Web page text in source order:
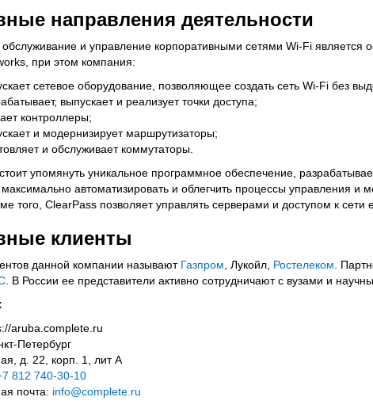
направления деятельности
и управление корпоративными сетями Wi-Fi является
при этом компания:
сетевое оборудование, позволяющее создать сеть Wi-Fi без
выпускает и реализует точки доступа;
контроллеры;
и модернизирует маршрутизаторы;
и обслуживает коммутаторы.
упомянуть уникальное программное обеспечение,
максимально автоматизировать и облегчить процессы управления и
того, ClearPass позволяет управлять серверами и доступом к сети
клиенты
данной компании называют Газпром , Лукойл, Ростелеком .
. В России ее представители активно сотрудничают с вузами и
aruba.complete.ru
Петербург
д. 22, корп. 1, лит А
812 740-30-10
почта: info@complete.ru